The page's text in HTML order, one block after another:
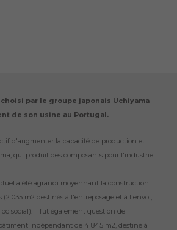
par le groupe japonais Uchiyama
de son usine au Portugal.
d'augmenter la capacité de production et
qui produit des composants pour l'industrie
a été agrandi moyennant la construction
(2 035 m2 destinés à l'entreposage et à l'envoi,
social). Il fut également question de
indépendant de 4 845 m2, destiné à